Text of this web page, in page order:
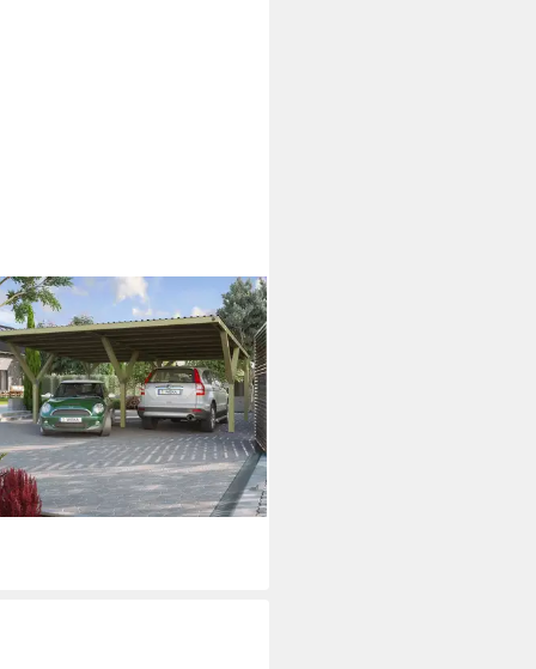
BxT: 592x606 cm,
Einfahrtshöhe, ohne
€ UVP1.599,00 €
€mtl. in 48 Raten
in 5 Wochen